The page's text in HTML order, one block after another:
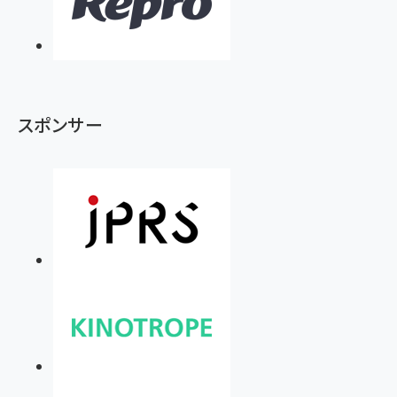
スポンサー